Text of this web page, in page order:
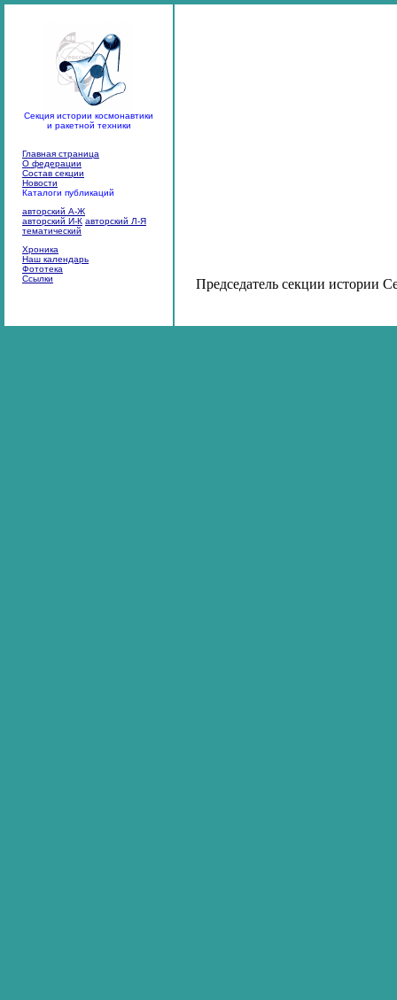
Секция истории космонавтики
и ракетной техники
Главная страница
О федерации
Состав секции
Новости
Каталоги публикаций
авторский А-Ж
авторский И-К авторский Л-Я
тематический
Хроника
Наш календарь
Фототека
Ссылки
Председатель секции истории